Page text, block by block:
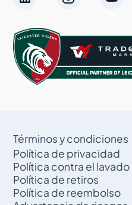
Términos y condiciones
Política de privacidad
Política contra el lavado
Política de retiros
Política de reembolso